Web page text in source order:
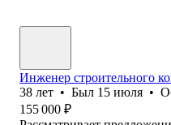
Инженер строительного
38 лет • Был 15 июля •
155 000 ₽